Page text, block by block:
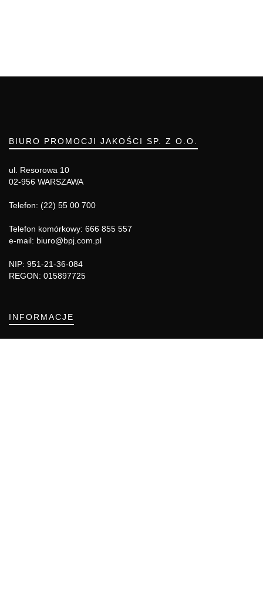
BIURO PROMOCJI JAKOŚCI SP. Z O.O.
ul. Resorowa 10
02-956 WARSZAWA
Telefon: (22) 55 00 700
Telefon komórkowy: 666 855 557
e-mail: biuro@bpj.com.pl
NIP: 951-21-36-084
REGON: 015897725
INFORMACJE